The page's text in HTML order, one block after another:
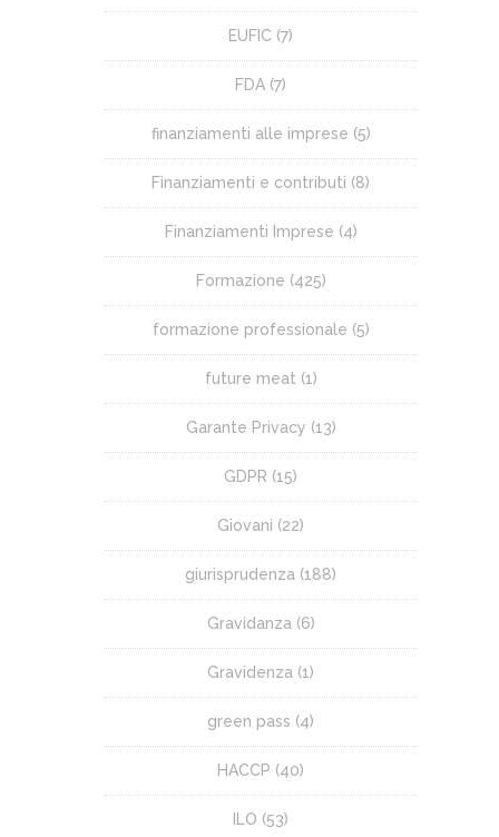
EUFIC (7)
FDA (7)
finanziamenti alle imprese (5)
Finanziamenti e contributi (8)
Finanziamenti Imprese (4)
Formazione (425)
formazione professionale (5)
future meat (1)
Garante Privacy (13)
GDPR (15)
Giovani (22)
giurisprudenza (188)
Gravidanza (6)
Gravidenza (1)
green pass (4)
HACCP (40)
ILO (53)